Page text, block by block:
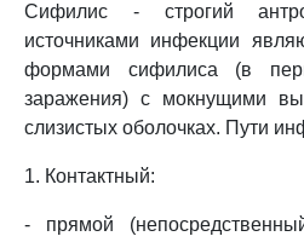
Сифилис - строгий
источниками инфекции
формами сифилиса (в
заражения) с мокнущими
слизистых оболочках. Пути
1. Контактный:
- прямой